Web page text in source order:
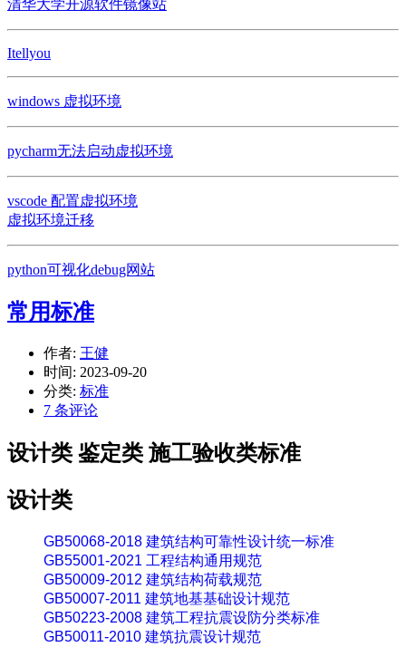
清华大学开源软件镜像站
Itellyou
windows 虚拟环境
pycharm无法启动虚拟环境
vscode 配置虚拟环境
虚拟环境迁移
python可视化debug网站
常用标准
作者: 王健
时间: 2023-09-20
分类: 标准
7 条评论
设计类 鉴定类 施工验收类标准
设计类
GB50068-2018 建筑结构可靠性设计统一标准
GB55001-2021 工程结构通用规范
GB50009-2012 建筑结构荷载规范
GB50007-2011 建筑地基基础设计规范
GB50223-2008 建筑工程抗震设防分类标准
GB50011-2010 建筑抗震设计规范